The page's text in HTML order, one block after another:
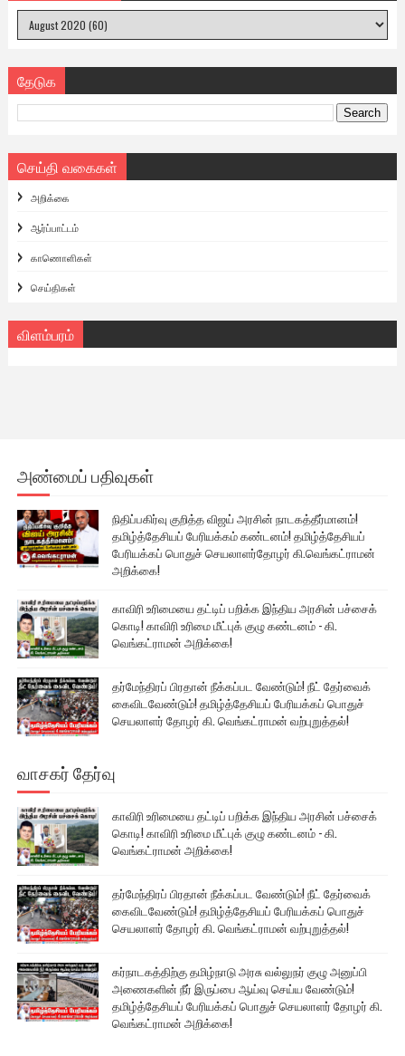
தேடுக
செய்தி வகைகள்
அறிக்கை
ஆர்ப்பாட்டம்
காணொளிகள்
செய்திகள்
விளம்பரம்
அண்மைப் பதிவுகள்
நிதிப்பகிர்வு குறித்த விஜய் அரசின் நாடகத்தீர்மானம்!
தமிழ்த்தேசியப் பேரியக்கம் கண்டனம்! தமிழ்த்தேசியப்
பேரியக்கப் பொதுச் செயலாளர்தோழர் கி.வெங்கட்ராமன்
அறிக்கை!
காவிரி உரிமையை தட்டிப் பறிக்க இந்திய அரசின் பச்சைக்
கொடி! காவிரி உரிமை மீட்புக் குழு கண்டனம் - கி.
வெங்கட்ராமன் அறிக்கை!
தர்மேந்திரப் பிரதான் நீக்கப்பட வேண்டும்! நீட் தேர்வைக்
கைவிடவேண்டும்! தமிழ்த்தேசியப் பேரியக்கப் பொதுச்
செயலாளர் தோழர் கி. வெங்கட்ராமன் வற்புறுத்தல்!
வாசகர் தேர்வு
காவிரி உரிமையை தட்டிப் பறிக்க இந்திய அரசின் பச்சைக்
கொடி! காவிரி உரிமை மீட்புக் குழு கண்டனம் - கி.
வெங்கட்ராமன் அறிக்கை!
தர்மேந்திரப் பிரதான் நீக்கப்பட வேண்டும்! நீட் தேர்வைக்
கைவிடவேண்டும்! தமிழ்த்தேசியப் பேரியக்கப் பொதுச்
செயலாளர் தோழர் கி. வெங்கட்ராமன் வற்புறுத்தல்!
கர்நாடகத்திற்கு தமிழ்நாடு அரசு வல்லுநர் குழு அனுப்பி
அணைகளின் நீர் இருப்பை ஆய்வு செய்ய வேண்டும்!
தமிழ்த்தேசியப் பேரியக்கப் பொதுச் செயலாளர் தோழர் கி.
வெங்கட்ராமன் அறிக்கை!